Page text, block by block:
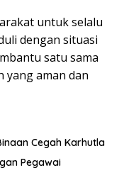
untuk selalu
dengan situasi
satu sama
yang aman dan
Cegah Karhutla
Pegawai